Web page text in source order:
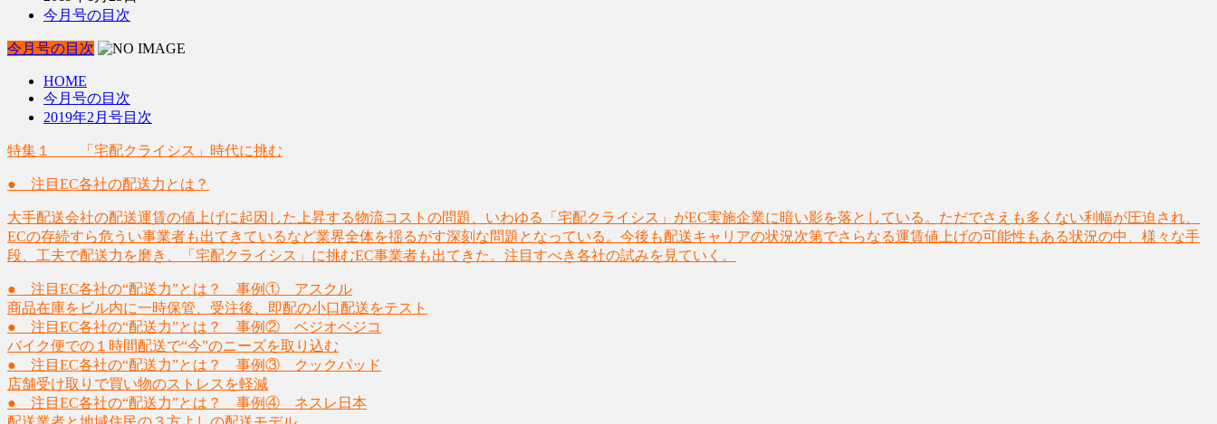
今月号の目次
今月号の目次
HOME
今月号の目次
2019年2月号目次
特集１ 「宅配クライシス」時代に挑む
● 注目EC各社の配送力とは？
大手配送会社の配送運賃の値上げに起因した上昇する物流コストの問題、いわゆる「宅配クライシス」がEC実施企業に暗い影を落としている。ただでさえも多くない利幅が圧迫され、
ECの存続すら危うい事業者も出てきているなど業界全体を揺るがす深刻な問題となっている。今後も配送キャリアの状況次第でさらなる運賃値上げの可能性もある状況の中、様々な手
段、工夫で配送力を磨き、「宅配クライシス」に挑むEC事業者も出てきた。注目すべき各社の試みを見ていく。
● 注目EC各社の“配送力”とは？ 事例① アスクル
商品在庫をビル内に一時保管、受注後、即配の小口配送をテスト
● 注目EC各社の“配送力”とは？ 事例② ベジオベジコ
バイク便での１時間配送で“今”のニーズを取り込む
● 注目EC各社の“配送力”とは？ 事例③ クックパッド
店舗受け取りで買い物のストレスを軽減
● 注目EC各社の“配送力”とは？ 事例④ ネスレ日本